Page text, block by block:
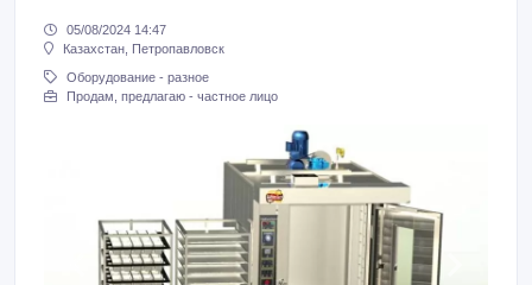
05/08/2024 14:47
Казахстан, Петропавловск
Оборудование - разное
Продам, предлагаю - частное лицо